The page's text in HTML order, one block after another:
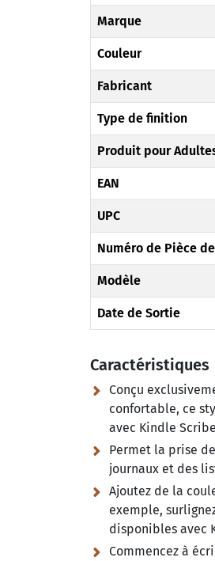
Marque
Couleur
Fabricant
Type de finition
Produit pour
EAN
UPC
Numéro de Pièce
Modèle
Date de Sortie
Caractéristiques
Conçu
confortable, ce
avec Kindle
Permet la prise
journaux et des
Ajoutez de la
exemple,
disponibles avec
Commencez à